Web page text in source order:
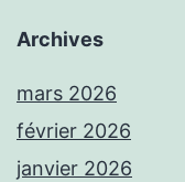
Archives
mars 2026
février 2026
janvier 2026